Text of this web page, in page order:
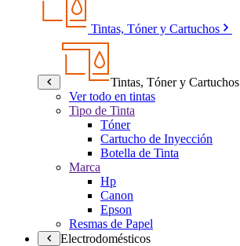
Tintas, Tóner y Cartuchos
Tintas, Tóner y Cartuchos
Ver todo en tintas
Tipo de Tinta
Tóner
Cartucho de Inyección
Botella de Tinta
Marca
Hp
Canon
Epson
Resmas de Papel
Electrodomésticos